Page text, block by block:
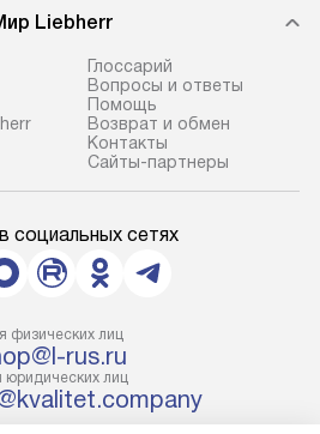
Liebherr
Глоссарий
Вопросы и ответы
Помощь
Возврат и обмен
Контакты
Сайты-партнеры
социальных сетях
физических лиц
rus.ru
юридических лиц